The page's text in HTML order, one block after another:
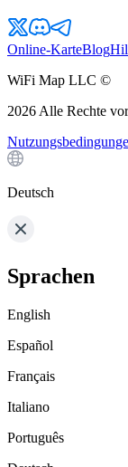
Online-KarteBlog
WiFi Map LLC ©
2026 Alle Rechte
Deutsch
Sprachen
English
Español
Français
Italiano
Português